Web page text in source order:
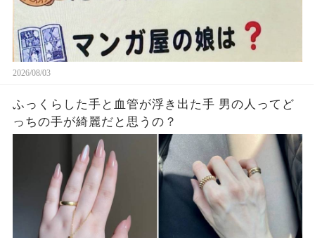
2026/08/03
ふっくらした手と血管が浮き出た手 男の人ってど
っちの手が綺麗だと思うの？